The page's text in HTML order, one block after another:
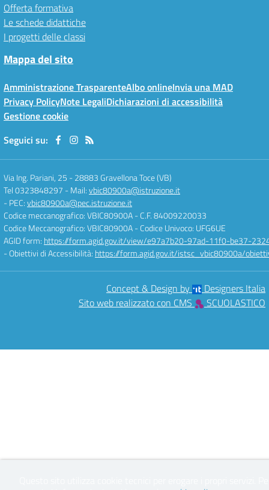
Offerta formativa
Le schede didattiche
I progetti delle classi
Mappa del sito
Amministrazione TrasparenteAlbo onlineInvia una MAD
Privacy PolicyNote LegaliDichiarazioni di accessibilità
Gestione cookie
Seguici su:
Via Ing. Pariani, 25 -28883 Gravellona Toce (VB)
Tel 0323848297 - Mail:vbic80900a@istruzione.it
- PEC:vbic80900a@pec.istruzione.it
Codice meccanografico: VBIC80900A- C.F. 84009220033
Codice Meccanografico: VBIC80900A- Codice Univoco: UFG6UE
AGID form: https://form.agid.gov.it/view/e97a7b20-97ad-11f0-be37-
- Obiettivi di Accessibilità: https://form.agid.gov.it/istsc_vbic80900a/
Concept & Design by
Designers Italia
Sito web realizzato con CMS
SCUOLASTICO